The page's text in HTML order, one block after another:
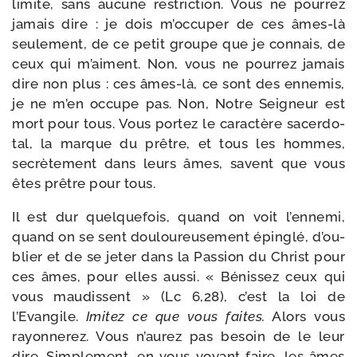
limite, sans aucune res­tric­tion. Vous ne pour­rez
jamais dire : je dois m’oc­cu­per de ces âmes-​là
seule­ment, de ce petit groupe que je connais, de
ceux qui m’aiment. Non, vous ne pour­rez jamais
dire non plus : ces âmes-​là, ce sont des enne­mis,
je ne m’en occupe pas. Non, Notre Seigneur est
mort pour tous. Vous por­tez le carac­tère sacer­do­
tal, la marque du prêtre, et tous les hommes,
secrè­te­ment dans leurs âmes, savent que vous
êtes prêtre pour tous.
Il est dur quel­que­fois, quand on voit l’en­ne­mi,
quand on se sent dou­lou­reu­se­ment épin­glé, d’ou­
blier et de se jeter dans la Passion du Christ pour
ces âmes, pour elles aus­si. « Bénissez ceux qui
vous mau­dissent » (Lc 6,28), c’est la loi de
l’Evangile. Imitez ce que vous faites. Alors vous
rayon­ne­rez. Vous n’au­rez pas besoin de le leur